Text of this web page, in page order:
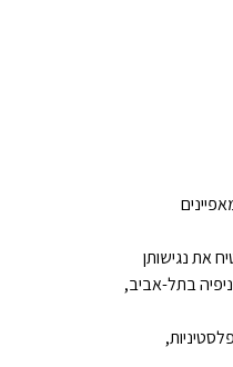
בשל מאפיינים
את נגישותן
בתל-אביב,